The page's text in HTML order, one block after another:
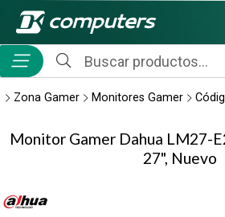
Compartir por email MI COMPRA
Zona Gamer Monitores Gamer
Monitor Gamer Dahua LM27-
27", Nuevo